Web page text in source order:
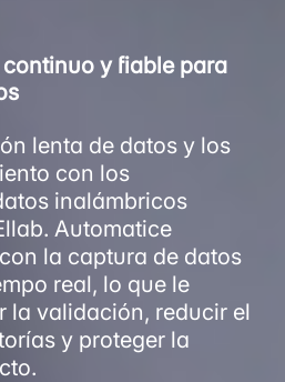
y fiable para
lenta de datos y los
con los
inalámbricos
Automatice
la captura de datos
real, lo que le
la validación, reducir el
y proteger la